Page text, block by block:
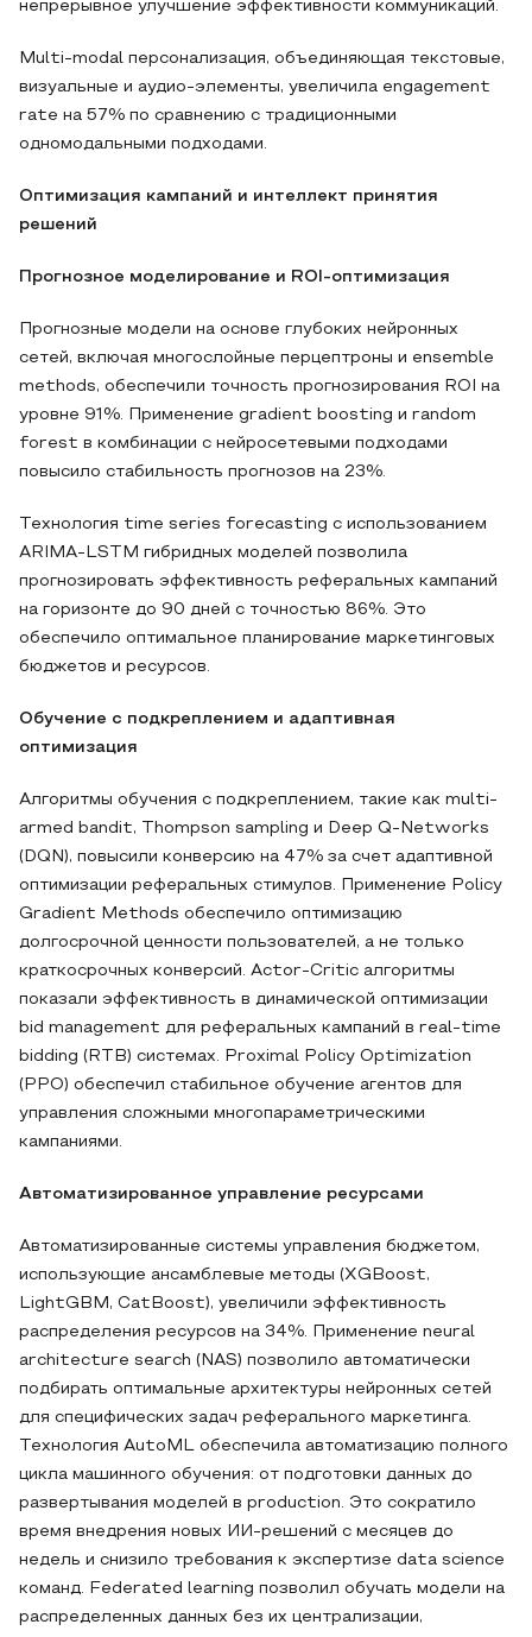
непрерывное улучшение эффективности коммуникаций.
Multi-modal персонализация, объединяющая текстовые,
визуальные и аудио-элементы, увеличила engagement
rate на 57% по сравнению с традиционными
одномодальными подходами.
Оптимизация кампаний и интеллект принятия
решений
Прогнозное моделирование и ROI-оптимизация
Прогнозные модели на основе глубоких нейронных
сетей, включая многослойные перцептроны и ensemble
methods, обеспечили точность прогнозирования ROI на
уровне 91%. Применение gradient boosting и random
forest в комбинации с нейросетевыми подходами
повысило стабильность прогнозов на 23%.
Технология time series forecasting с использованием
ARIMA-LSTM гибридных моделей позволила
прогнозировать эффективность реферальных кампаний
на горизонте до 90 дней с точностью 86%. Это
обеспечило оптимальное планирование маркетинговых
бюджетов и ресурсов.
Обучение с подкреплением и адаптивная
оптимизация
Алгоритмы обучения с подкреплением, такие как multi-
armed bandit, Thompson sampling и Deep Q-Networks
(DQN), повысили конверсию на 47% за счет адаптивной
оптимизации реферальных стимулов. Применение Policy
Gradient Methods обеспечило оптимизацию
долгосрочной ценности пользователей, а не только
краткосрочных конверсий. Actor-Critic алгоритмы
показали эффективность в динамической оптимизации
bid management для реферальных кампаний в real-time
bidding (RTB) системах. Proximal Policy Optimization
(PPO) обеспечил стабильное обучение агентов для
управления сложными многопараметрическими
кампаниями.
Автоматизированное управление ресурсами
Автоматизированные системы управления бюджетом,
использующие ансамблевые методы (XGBoost,
LightGBM, CatBoost), увеличили эффективность
распределения ресурсов на 34%. Применение neural
architecture search (NAS) позволило автоматически
подбирать оптимальные архитектуры нейронных сетей
для специфических задач реферального маркетинга.
Технология AutoML обеспечила автоматизацию полного
цикла машинного обучения: от подготовки данных до
развертывания моделей в production. Это сократило
время внедрения новых ИИ-решений с месяцев до
недель и снизило требования к экспертизе data science
команд. Federated learning позволил обучать модели на
распределенных данных без их централизации,